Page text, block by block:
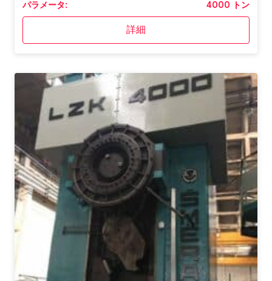
パラメータ: 4000 トン
詳細